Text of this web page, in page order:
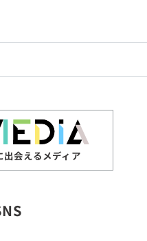
出会えるメディア